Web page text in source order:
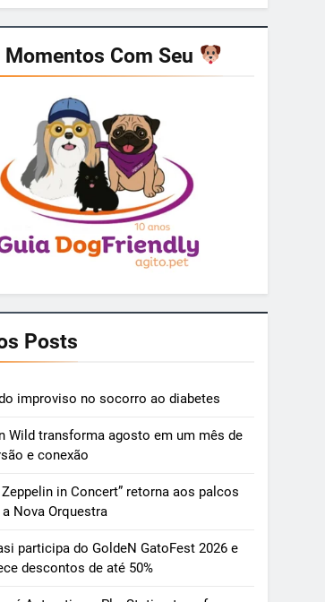
Momentos Com Seu
Posts
improviso no socorro ao diabetes
Wild transforma agosto em um mês de
e conexão
Zeppelin in Concert” retorna aos palcos
Nova Orquestra
participa do GoldeN GatoFest 2026 e
descontos de até 50%